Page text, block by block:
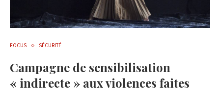
FOCUS SÉCURITÉ
Campagne de sensibilisation
« indirecte » aux violences faites